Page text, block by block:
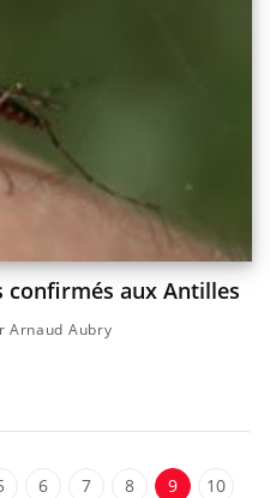
confirmés aux Antilles
Arnaud Aubry
6 7 8 9 10